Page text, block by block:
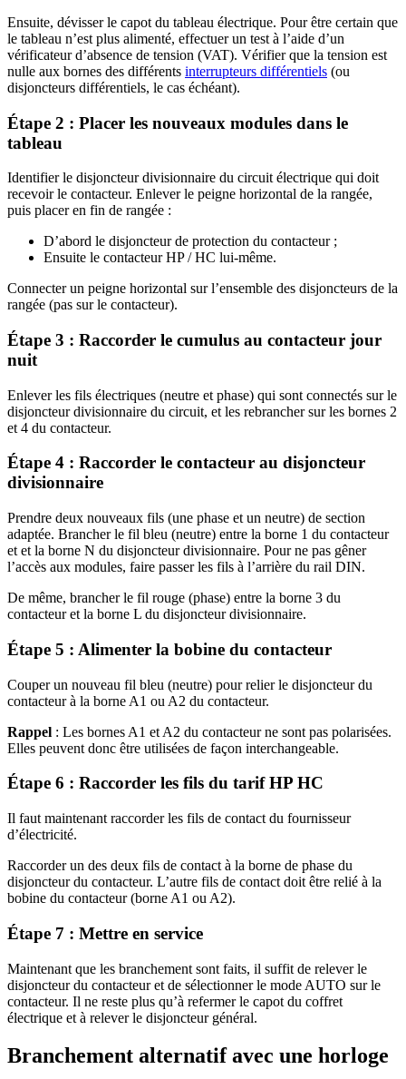
Ensuite, dévisser le capot du tableau électrique. Pour être certain que
le tableau n’est plus alimenté, effectuer un test à l’aide d’un
vérificateur d’absence de tension (VAT). Vérifier que la tension est
nulle aux bornes des différents interrupteurs différentiels (ou
disjoncteurs différentiels, le cas échéant).
Étape 2 : Placer les nouveaux modules dans le
tableau
Identifier le disjoncteur divisionnaire du circuit électrique qui doit
recevoir le contacteur. Enlever le peigne horizontal de la rangée,
puis placer en fin de rangée :
D’abord le disjoncteur de protection du contacteur ;
Ensuite le contacteur HP / HC lui-même.
Connecter un peigne horizontal sur l’ensemble des disjoncteurs de la
rangée (pas sur le contacteur).
Étape 3 : Raccorder le cumulus au contacteur jour
nuit
Enlever les fils électriques (neutre et phase) qui sont connectés sur le
disjoncteur divisionnaire du circuit, et les rebrancher sur les bornes 2
et 4 du contacteur.
Étape 4 : Raccorder le contacteur au disjoncteur
divisionnaire
Prendre deux nouveaux fils (une phase et un neutre) de section
adaptée. Brancher le fil bleu (neutre) entre la borne 1 du contacteur
et et la borne N du disjoncteur divisionnaire. Pour ne pas gêner
l’accès aux modules, faire passer les fils à l’arrière du rail DIN.
De même, brancher le fil rouge (phase) entre la borne 3 du
contacteur et la borne L du disjoncteur divisionnaire.
Étape 5 : Alimenter la bobine du contacteur
Couper un nouveau fil bleu (neutre) pour relier le disjoncteur du
contacteur à la borne A1 ou A2 du contacteur.
Rappel : Les bornes A1 et A2 du contacteur ne sont pas polarisées.
Elles peuvent donc être utilisées de façon interchangeable.
Étape 6 : Raccorder les fils du tarif HP HC
Il faut maintenant raccorder les fils de contact du fournisseur
d’électricité.
Raccorder un des deux fils de contact à la borne de phase du
disjoncteur du contacteur. L’autre fils de contact doit être relié à la
bobine du contacteur (borne A1 ou A2).
Étape 7 : Mettre en service
Maintenant que les branchement sont faits, il suffit de relever le
disjoncteur du contacteur et de sélectionner le mode AUTO sur le
contacteur. Il ne reste plus qu’à refermer le capot du coffret
électrique et à relever le disjoncteur général.
Branchement alternatif avec une horloge